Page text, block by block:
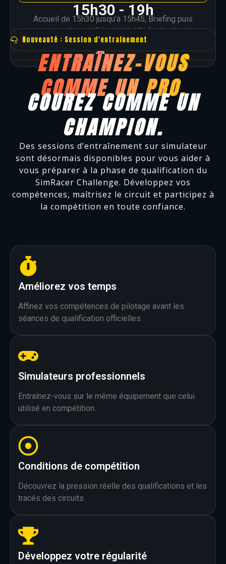
15h30 - 19h
Accueil de 15h30 jusqu’à 15h45, Briefing puis
sessions de qualif de 16h à 19h (selon l’ordre
d’arrivée)
Nouveauté : Session d'entrainement
ENTRAÎNEZ-VOUS
COMME UN PRO.
COUREZ COMME UN
CHAMPION.
Des sessions d’entraînement sur simulateur
sont désormais disponibles pour vous aider à
vous préparer à la phase de qualification du
SimRacer Challenge. Développez vos
compétences, maîtrisez le circuit et participez à
la compétition en toute confiance.
Améliorez vos temps
Affinez vos compétences de pilotage avant les
séances de qualification officielles.
Simulateurs professionnels
Entraînez-vous sur le même équipement que celui
utilisé en compétition.
Conditions de compétition
Découvrez la pression réelle des qualifications et les
tracés des circuits
Développez votre régularité